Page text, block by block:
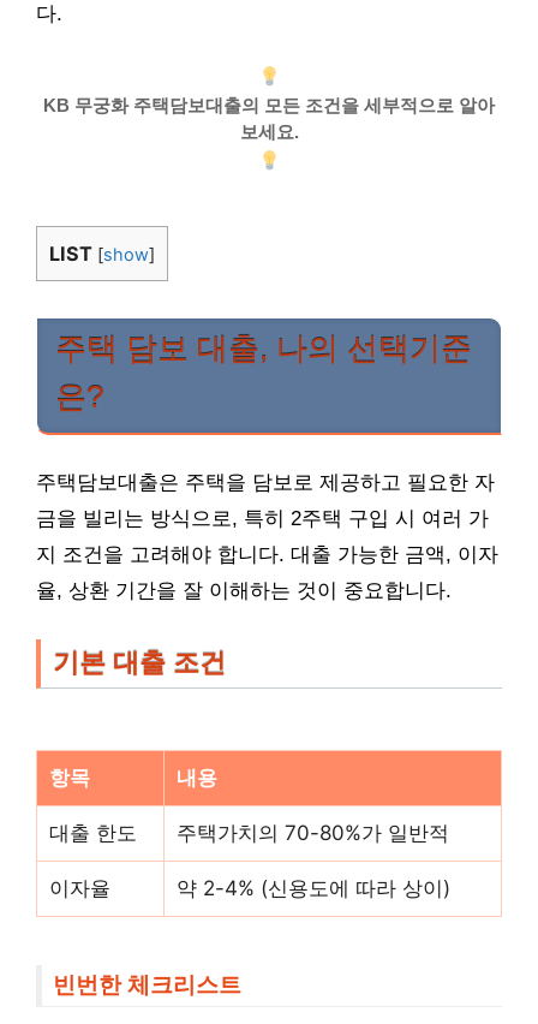
다.
KB 무궁화 주택담보대출의 모든 조건을 세부적으로 알아
보세요.
LIST [show]
주택 담보 대출, 나의 선택기준
은?
주택담보대출은 주택을 담보로 제공하고 필요한 자
금을 빌리는 방식으로, 특히 2주택 구입 시 여러 가
지 조건을 고려해야 합니다. 대출 가능한 금액, 이자
율, 상환 기간을 잘 이해하는 것이 중요합니다.
기본 대출 조건
항목 내용
대출 한도 주택가치의 70-80%가 일반적
이자율 약 2-4% (신용도에 따라 상이)
빈번한 체크리스트